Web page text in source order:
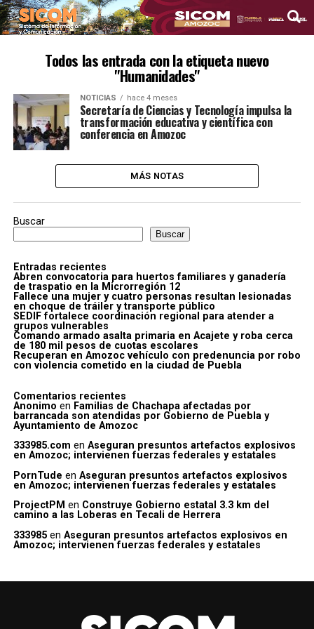
Todos las entrada con la etiqueta nuevo
"Humanidades"
NOTICIAS hace 4 meses
Secretaría de Ciencias y Tecnología impulsa la
transformación educativa y científica con
conferencia en Amozoc
MÁS NOTAS
Buscar
Buscar
Entradas recientes
Abren convocatoria para huertos familiares y ganadería
de traspatio en la Microrregión 12
Fallece una mujer y cuatro personas resultan lesionadas
en choque de tráiler y transporte público
SEDIF fortalece coordinación regional para atender a
grupos vulnerables
Comando armado asalta primaria en Acajete y roba cerca
de 180 mil pesos de cuotas escolares
Recuperan en Amozoc vehículo con predenuncia por robo
con violencia cometido en la ciudad de Puebla
Comentarios recientes
Anonimo en Familias de Chachapa afectadas por
barrancada son atendidas por Gobierno de Puebla y
Ayuntamiento de Amozoc
333985.com en Aseguran presuntos artefactos explosivos
en Amozoc; intervienen fuerzas federales y estatales
PornTude en Aseguran presuntos artefactos explosivos
en Amozoc; intervienen fuerzas federales y estatales
ProjectPM en Construye Gobierno estatal 3.3 km del
camino a las Loberas en Tecali de Herrera
333985en Aseguran presuntos artefactos explosivos en
Amozoc; intervienen fuerzas federales y estatales